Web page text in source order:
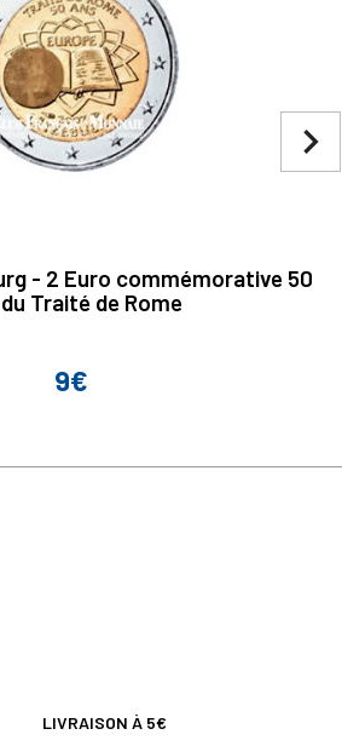
- 2 Euro commémorative 50
Traité de Rome
Prix
9€
navigate_next
LIVRAISON À 5€